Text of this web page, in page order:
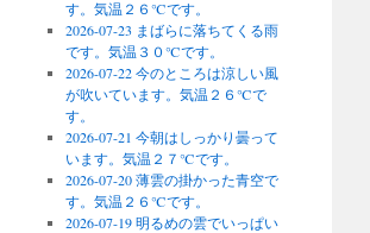
す。気温２６℃です。
2026-07-23 まばらに落ちてくる雨
です。気温３０℃です。
2026-07-22 今のところは涼しい風
が吹いています。気温２６℃で
す。
2026-07-21 今朝はしっかり曇って
います。気温２７℃です。
2026-07-20 薄雲の掛かった青空で
す。気温２６℃です。
2026-07-19 明るめの雲でいっぱい